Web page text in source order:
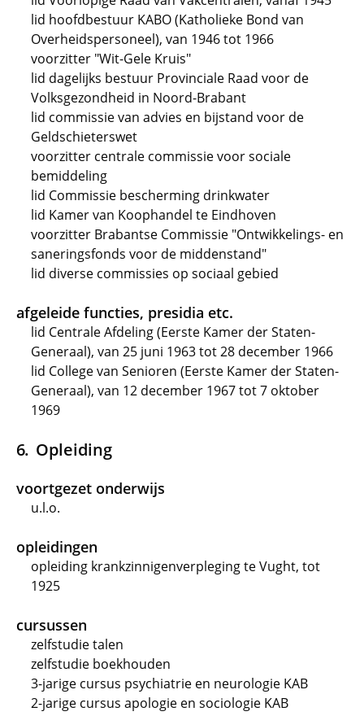
lid hoofdbestuur KABO (Katholieke Bond van
Overheidspersoneel), van 1946 tot 1966
voorzitter "Wit-Gele Kruis"
lid dagelijks bestuur Provinciale Raad voor de
Volksgezondheid in Noord-Brabant
lid commissie van advies en bijstand voor de
Geldschieterswet
voorzitter centrale commissie voor sociale
bemiddeling
lid Commissie bescherming drinkwater
lid Kamer van Koophandel te Eindhoven
voorzitter Brabantse Commissie "Ontwikkelings- en
saneringsfonds voor de middenstand"
lid diverse commissies op sociaal gebied
afgeleide functies, presidia etc.
lid Centrale Afdeling (Eerste Kamer der Staten-
Generaal), van 25 juni 1963 tot 28 december 1966
lid College van Senioren (Eerste Kamer der Staten-
Generaal), van 12 december 1967 tot 7 oktober
1969
Opleiding
voortgezet onderwijs
u.l.o.
opleidingen
opleiding krankzinnigenverpleging te Vught, tot
1925
cursussen
zelfstudie talen
zelfstudie boekhouden
3-jarige cursus psychiatrie en neurologie KAB
2-jarige cursus apologie en sociologie KAB